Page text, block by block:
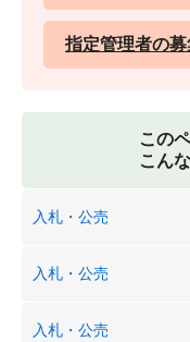
指定管理者の募
この
こん
入札・公売
入札・公売
入札・公売